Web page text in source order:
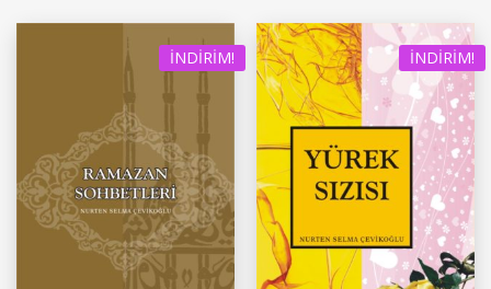
İNDIRIM! İNDIRIM!